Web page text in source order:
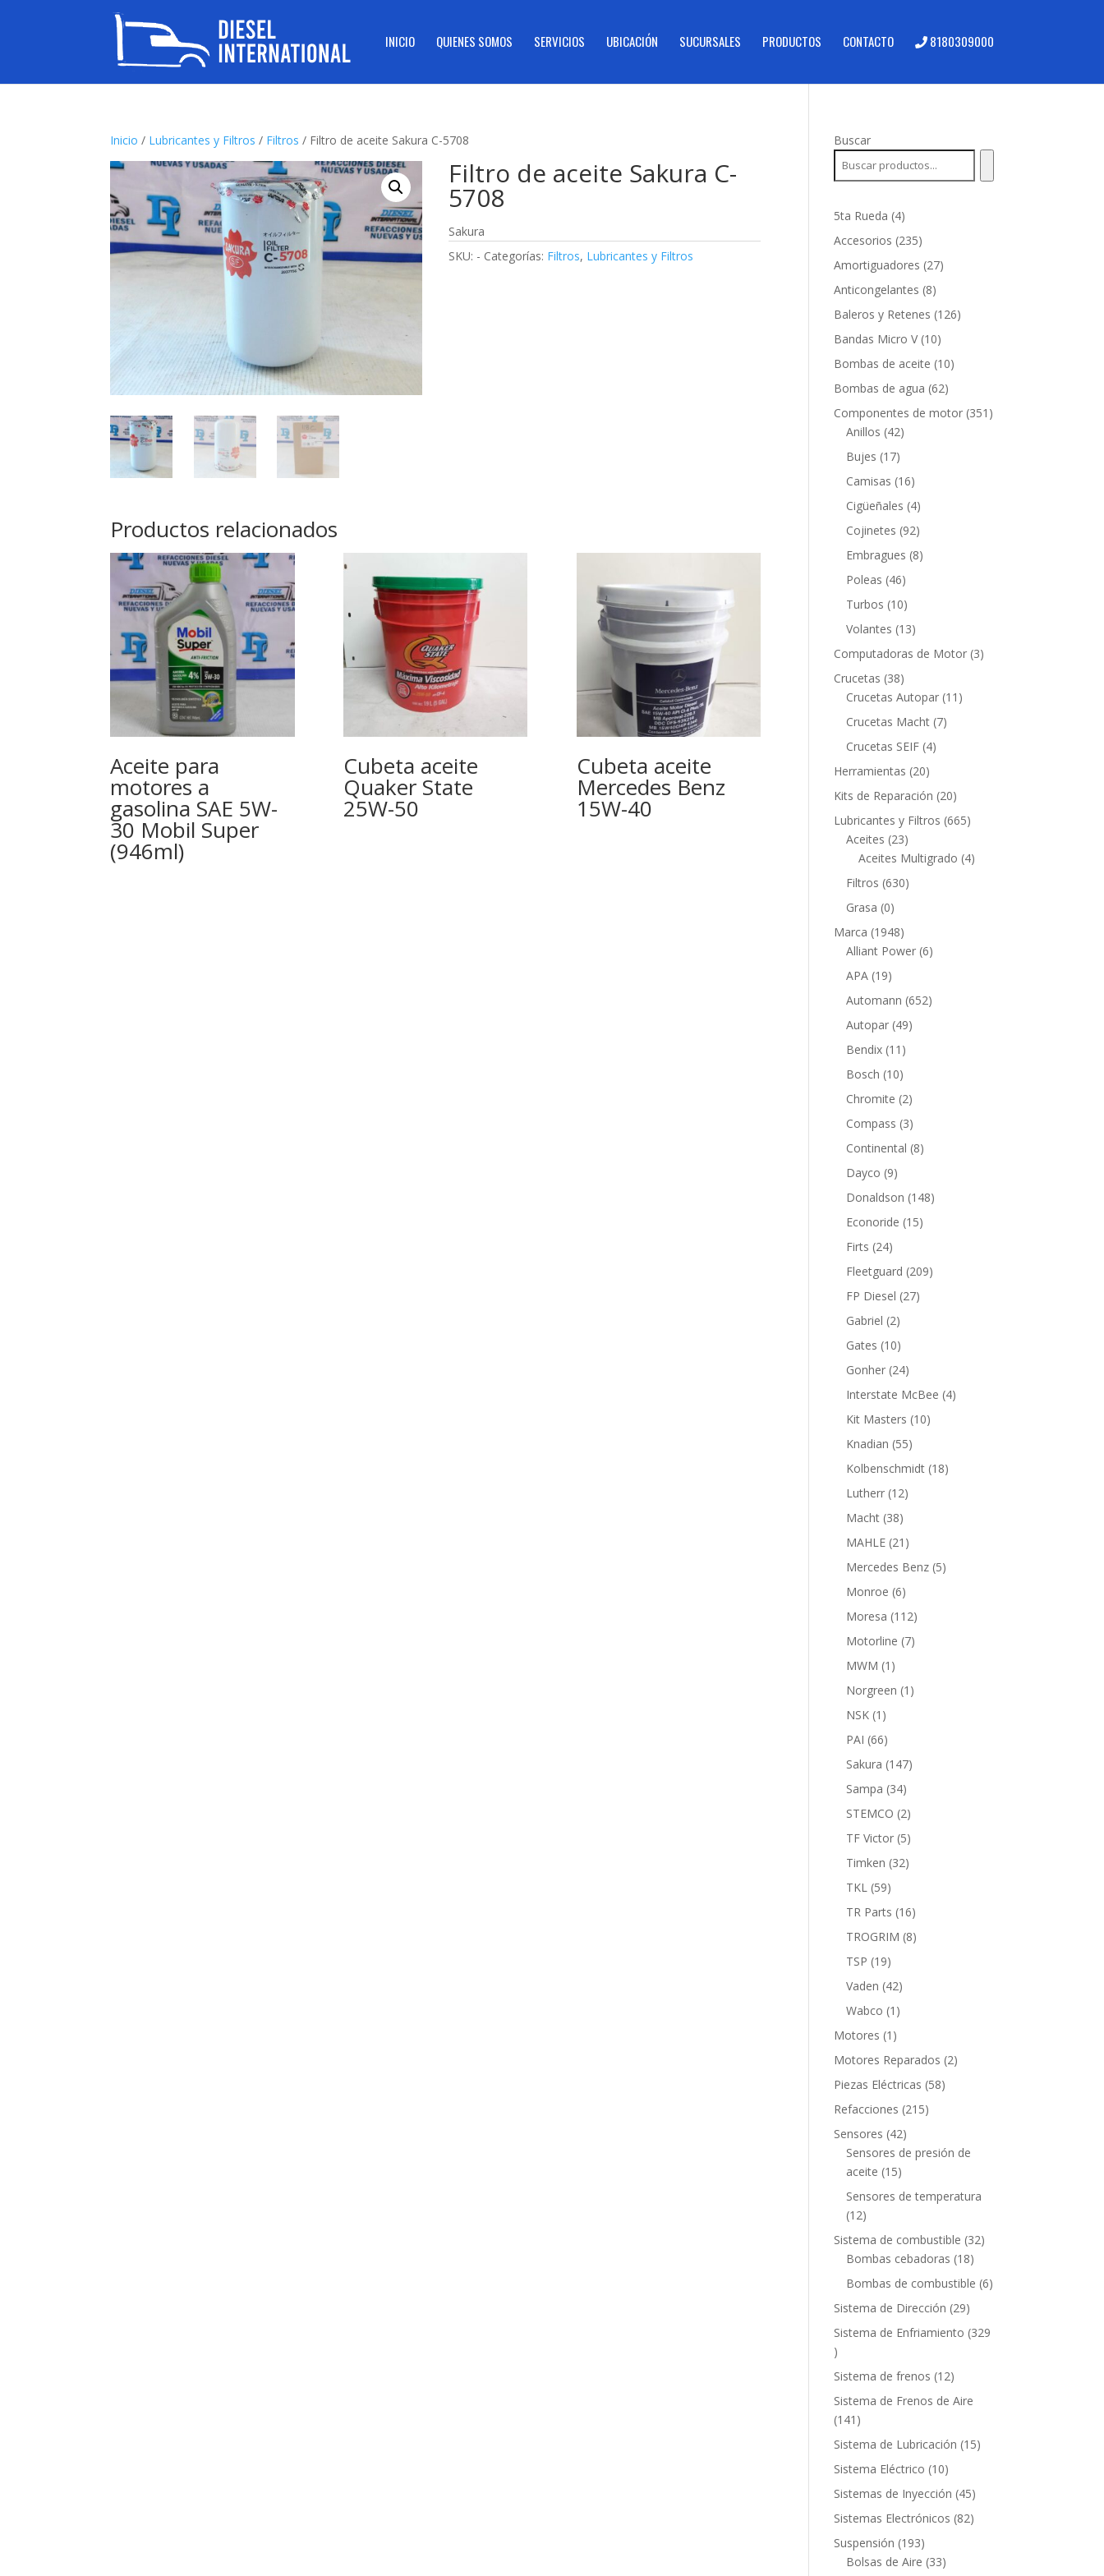
INICIO QUIENES SOMOS SERVICIOS UBICACIÓN SUCURSALES PRODUCTOS CONTACTO 8180309000
Inicio / Lubricantes y Filtros / Filtros / Filtro de aceite Sakura C-5708
Filtro de aceite Sakura C-
5708
Sakura
SKU: - Categorías: Filtros, Lubricantes y Filtros
Productos relacionados
Aceite para
motores a
gasolina SAE 5W-
30 Mobil Super
(946ml)
Cubeta aceite
Quaker State
25W-50
Cubeta aceite
Mercedes Benz
15W-40
Buscar
5ta Rueda 44
productos
Accesorios 235235
productos
Amortiguadores 2727
Anticongelantes 88
productos
Baleros y Retenes 126126
Bandas Micro V 1010
productos
Bombas de aceite 1010
Bombas de agua 6262
productos
Componentes de motor 351 351
Anillos 4242
Bujes 1717
productos
Camisas 1616
productos
Cigüeñales 44
productos
Cojinetes 9292
productos
Embragues 88
Poleas 4646
productos
Turbos 1010
productos
Volantes 1313
productos
Computadoras de Motor 33
Crucetas 3838
productos
Crucetas Autopar 11 11
Crucetas Macht 77
Crucetas SEIF 44
Herramientas 2020
productos
Kits de Reparación 2020
productos
Lubricantes y Filtros 665665
Aceites 2323
productos
Aceites Multigrado 44
Filtros 630630
Grasa 00
productos
Marca 19481948
productos
Alliant Power 66
APA 1919
productos
Automann 652652
Autopar 4949
Bendix 11 11
productos
Bosch 1010
productos
Chromite 22
productos
Compass 33
productos
Continental 88
Dayco 99
productos
Donaldson 148148
Econoride 1515
Firts 2424
productos
Fleetguard 209209
FP Diesel 2727
Gabriel 22
productos
Gates 1010
productos
Gonher 2424
productos
Interstate McBee 44
Kit Masters 1010
Knadian 5555
productos
Kolbenschmidt 1818
Lutherr 1212
Macht 3838
productos
MAHLE 21 21
productos
Mercedes Benz 55
Monroe 66
productos
Moresa 112112
productos
Motorline 77
MWM 1 1
producto
Norgreen 1 1
NSK 1 1
producto
PAI 6666
productos
Sakura 147147
Sampa 3434
productos
STEMCO 22
productos
TF Victor 55
productos
Timken 3232
TKL 5959
productos
TR Parts 1616
productos
TROGRIM 88
TSP 1919
productos
Vaden 4242
productos
Wabco 1 1
Motores 1 1
producto
Motores Reparados 22
Piezas Eléctricas 5858
Refacciones 215215
Sensores 4242
productos
Sensores de presión de
aceite 1515
productos
Sensores de temperatura
1212
productos
Sistema de combustible 3232
Bombas cebadoras 1818
productos
Bombas de combustible 66
Sistema de Dirección 2929
productos
Sistema de Enfriamiento 329
329
productos
Sistema de frenos 1212
productos
Sistema de Frenos de Aire
141 141
productos
Sistema de Lubricación 1515
Sistema Eléctrico 1010
productos
Sistemas de Inyección 4545
productos
Sistemas Electrónicos 8282
Suspensión 193193
productos
Bolsas de Aire 3333